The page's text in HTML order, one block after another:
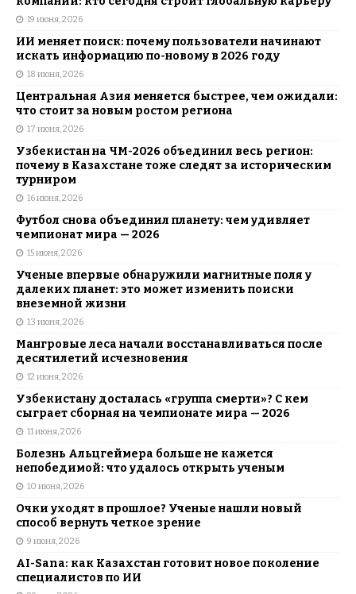
19 июня, 2026
ИИ меняет поиск: почему пользователи начинают
искать информацию по-новому в 2026 году
18 июня, 2026
Центральная Азия меняется быстрее, чем ожидали:
что стоит за новым ростом региона
17 июня, 2026
Узбекистан на ЧМ-2026 объединил весь регион:
почему в Казахстане тоже следят за историческим
турниром
16 июня, 2026
Футбол снова объединил планету: чем удивляет
чемпионат мира — 2026
15 июня, 2026
Ученые впервые обнаружили магнитные поля у
далеких планет: это может изменить поиски
внеземной жизни
13 июня, 2026
Мангровые леса начали восстанавливаться после
десятилетий исчезновения
12 июня, 2026
Узбекистану досталась «группа смерти»? С кем
сыграет сборная на чемпионате мира — 2026
11 июня, 2026
Болезнь Альцгеймера больше не кажется
непобедимой: что удалось открыть ученым
10 июня, 2026
Очки уходят в прошлое? Ученые нашли новый
способ вернуть четкое зрение
9 июня, 2026
AI-Sana: как Казахстан готовит новое поколение
специалистов по ИИ